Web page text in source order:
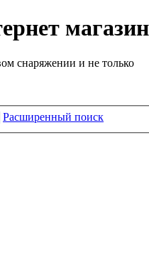
снаряжении и не только
Расширенный поиск